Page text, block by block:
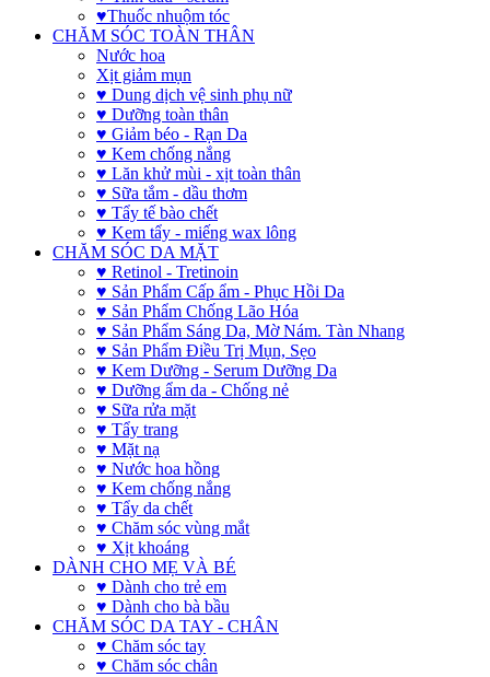
♥Thuốc nhuộm tóc
CHĂM SÓC TOÀN THÂN
Nước hoa
Xịt giảm mụn
♥ Dung dịch vệ sinh phụ nữ
♥ Dưỡng toàn thân
♥ Giảm béo - Rạn Da
♥ Kem chống nắng
♥ Lăn khử mùi - xịt toàn thân
♥ Sữa tắm - dầu thơm
♥ Tẩy tế bào chết
♥ Kem tẩy - miếng wax lông
CHĂM SÓC DA MẶT
♥ Retinol - Tretinoin
♥ Sản Phẩm Cấp ẩm - Phục Hồi Da
♥ Sản Phẩm Chống Lão Hóa
♥ Sản Phẩm Sáng Da, Mờ Nám. Tàn Nhang
♥ Sản Phẩm Điều Trị Mụn, Sẹo
♥ Kem Dưỡng - Serum Dưỡng Da
♥ Dưỡng ẩm da - Chống nẻ
♥ Sữa rửa mặt
♥ Tẩy trang
♥ Mặt nạ
♥ Nước hoa hồng
♥ Kem chống nắng
♥ Tẩy da chết
♥ Chăm sóc vùng mắt
♥ Xịt khoáng
DÀNH CHO MẸ VÀ BÉ
♥ Dành cho trẻ em
♥ Dành cho bà bầu
CHĂM SÓC DA TAY - CHÂN
♥ Chăm sóc tay
♥ Chăm sóc chân